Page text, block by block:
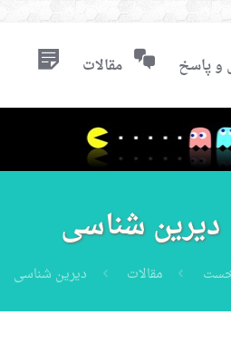
پاسخ مقالات
دیرین شناسی
مقالات دیرین شناسی